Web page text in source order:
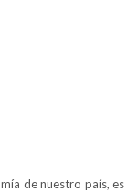
de nuestro país, es